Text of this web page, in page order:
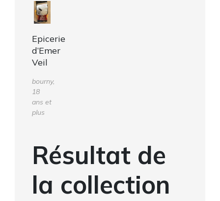
Epicerie
d’Emer
Veil
bourny,
18
ans et
plus
Résultat de
la collection